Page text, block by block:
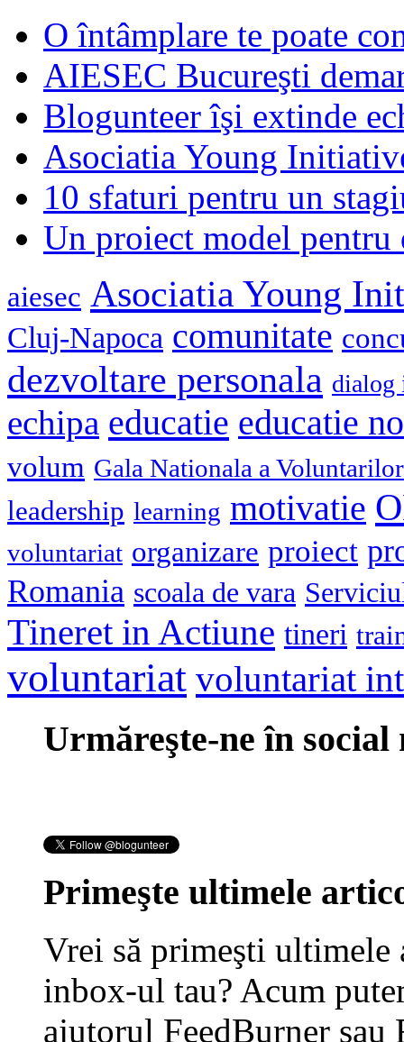
O întâmplare te poate
AIESEC Bucureşti
Blogunteer îşi extinde
Asociatia Young
10 sfaturi pentru un
Un proiect model
aiesec Asociatia Young
Cluj-Napoca comunitate
dezvoltare personala dialog
echipa educatie educatie
volum Gala Nationala a Voluntarilor
leadership learning motivatie
voluntariat organizare proiect
Romania scoala de vara
Tineret in Actiune tineri
voluntariat voluntariat
Urmăreşte-ne în social
Primeşte ultimele
Vrei să primeşti
inbox-ul tau? Acum
ajutorul FeedBurner sau